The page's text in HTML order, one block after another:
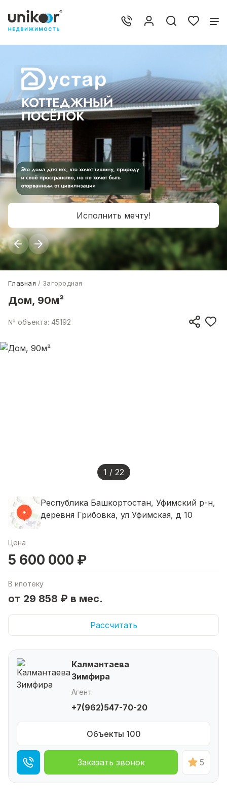
Исполнить мечту!
Главная Загородная
Дом, 90м²
№ объекта: 45192
1 / 22
Республика Башкортостан, Уфимский р-н,
деревня Грибовка, ул Уфимская, д 10
Цена
5 600 000 ₽
В ипотеку
от 29 858 ₽ в мес.
Рассчитать
Калмантаева
Зимфира
Агент
+7(962)547-70-20
Объекты 100
Заказать звонок 5